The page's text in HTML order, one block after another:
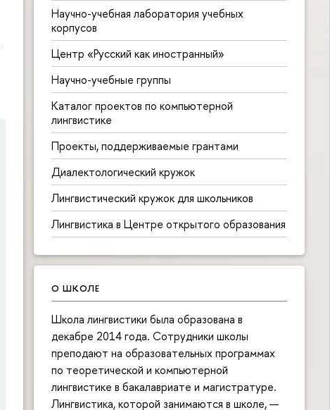
Научно-учебная лаборатория учебных
корпусов
Центр «Русский как иностранный»
Научно-учебные группы
Каталог проектов по компьютерной
лингвистике
Проекты, поддерживаемые грантами
Диалектологический кружок
Лингвистический кружок для школьников
Лингвистика в Центре открытого образования
О ШКОЛЕ
Школа лингвистики была образована в
декабре 2014 года. Сотрудники школы
преподают на образовательных программах
по теоретической и компьютерной
лингвистике в бакалавриате и магистратуре.
Лингвистика, которой занимаются в школе, —